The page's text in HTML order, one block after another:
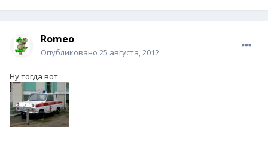
Romeo
Опубликовано 25 августа, 2012
Ну тогда вот